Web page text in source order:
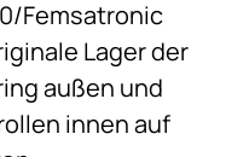
Femsatronic
Lager der
außen und
innen auf